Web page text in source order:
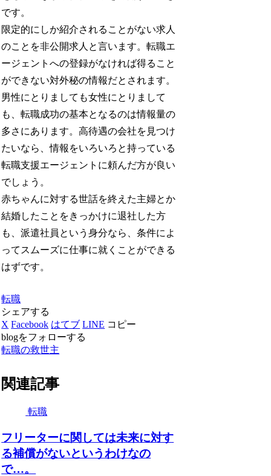
です。
限定的にしか紹介されることがない求人
のことを非公開求人と言います。転職エ
ージェントへの登録がなければ得ること
ができない対外秘の情報だとされます。
男性にとりましても女性にとりまして
も、転職成功の基本となるのは情報量の
多さにあります。高待遇の会社を見つけ
たいなら、情報をいろいろと持っている
転職支援エージェントに頼んだ方が良い
でしょう。
赤ちゃんに対する世話を終えた主婦とか
結婚したことをきっかけに退社した方
も、派遣社員という身分なら、条件によ
ってスムーズに仕事に就くことができる
はずです。
転職
シェアする
X Facebook はてブ LINE コピー
blogをフォローする
転職の救世主
関連記事
転職
フリーターに関しては未来に対す
る補償がないというわけなの
で…。